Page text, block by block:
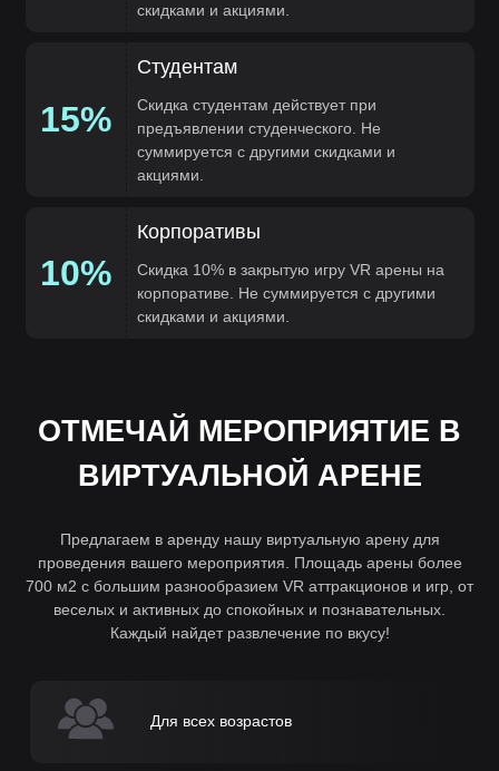
скидками и акциями.
15%
Студентам
Скидка студентам действует при
предъявлении студенческого. Не
суммируется с другими скидками и
акциями.
10%
Корпоративы
Скидка 10% в закрытую игру VR арены на
корпоративе. Не суммируется с другими
скидками и акциями.
ОТМЕЧАЙ МЕРОПРИЯТИЕ В
ВИРТУАЛЬНОЙ АРЕНЕ
Предлагаем в аренду нашу виртуальную арену для
проведения вашего мероприятия. Площадь арены более
700 м2 с большим разнообразием VR аттракционов и игр, от
веселых и активных до спокойных и познавательных.
Каждый найдет развлечение по вкусу!
Для всех возрастов